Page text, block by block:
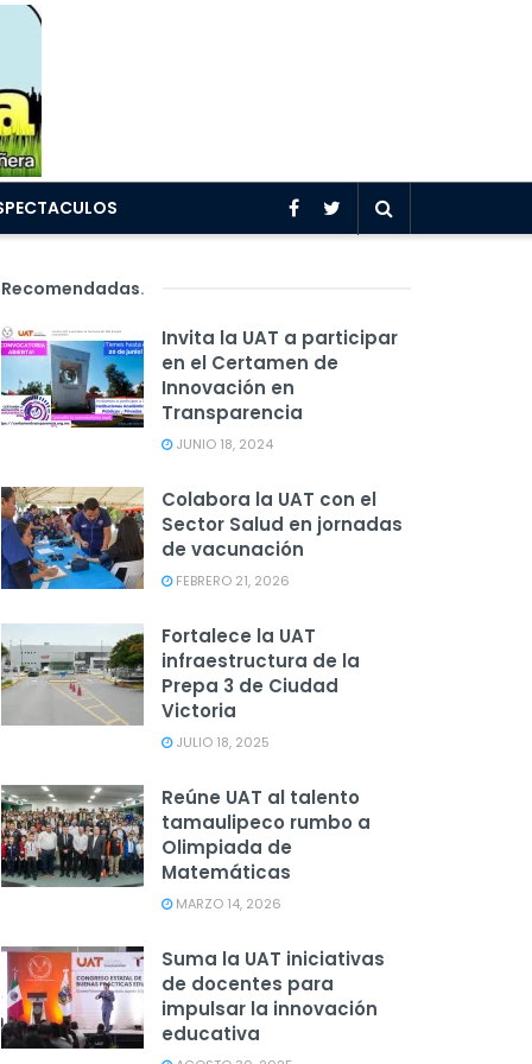
Recomendadas.
Invita la UAT a participar
en el Certamen de
Innovación en
Transparencia
JUNIO 18, 2024
Colabora la UAT con el
Sector Salud en jornadas
de vacunación
FEBRERO 21, 2026
Fortalece la UAT
infraestructura de la
Prepa 3 de Ciudad
Victoria
JULIO 18, 2025
Reúne UAT al talento
tamaulipeco rumbo a
Olimpiada de
Matemáticas
MARZO 14, 2026
Suma la UAT iniciativas
de docentes para
impulsar la innovación
educativa